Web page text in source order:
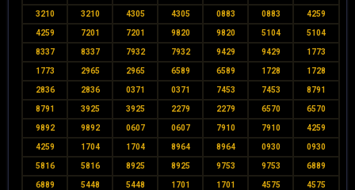
3210 3210 4305 4305 0883 0883 4259
4259 7201 7201 9820 9820 5104 5104
8337 8337 7932 7932 9429 9429 1773
1773 2965 2965 6589 6589 1728 1728
2836 2836 0371 0371 7453 7453 8791
8791 3925 3925 2279 2279 6570 6570
9892 9892 0607 0607 7910 7910 4259
4259 1704 1704 8964 8964 0930 0930
5816 5816 8925 8925 9753 9753 6889
6889 5448 5448 1701 1701 4575 4575